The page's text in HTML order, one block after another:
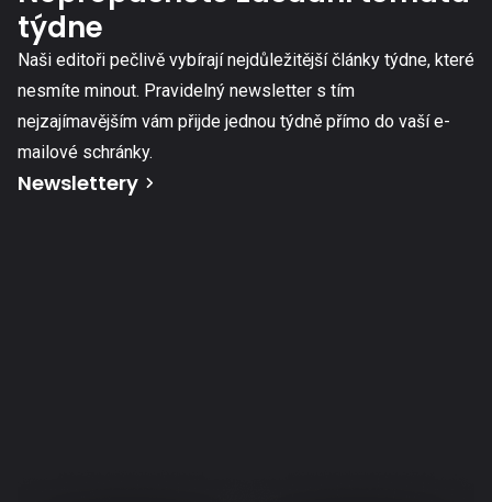
týdne
Naši editoři pečlivě vybírají nejdůležitější články týdne, které
nesmíte minout. Pravidelný newsletter s tím
nejzajímavějším vám přijde jednou týdně přímo do vaší e-
mailové schránky.
Newslettery